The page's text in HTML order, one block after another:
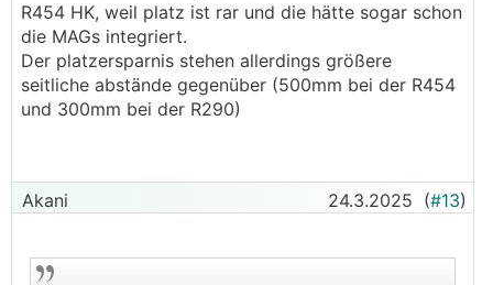
R454 HK, weil platz ist rar und die hätte sogar schon
die MAGs integriert.
Der platzersparnis stehen allerdings größere
seitliche abstände gegenüber (500mm bei der R454
und 300mm bei der R290)
Akani 24.3.2025 (#13)